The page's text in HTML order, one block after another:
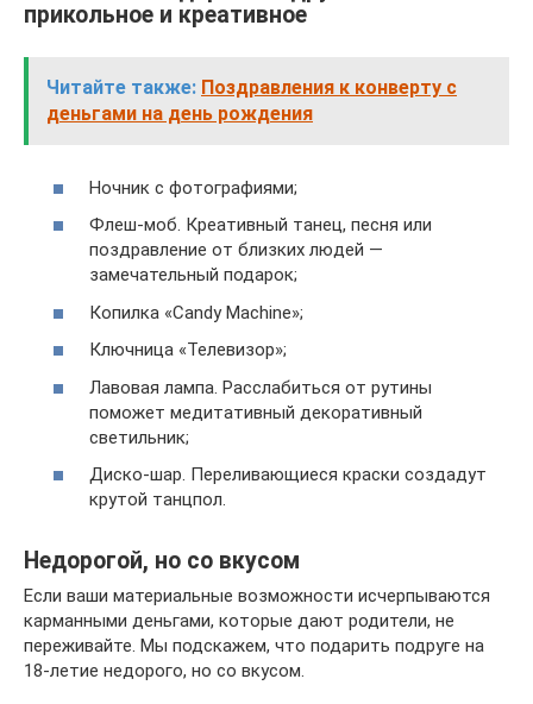
прикольное и креативное
Читайте также: Поздравления к конверту с
деньгами на день рождения
Ночник с фотографиями;
Флеш-моб. Креативный танец, песня или
поздравление от близких людей —
замечательный подарок;
Копилка «Candy Machine»;
Ключница «Телевизор»;
Лавовая лампа. Расслабиться от рутины
поможет медитативный декоративный
светильник;
Диско-шар. Переливающиеся краски создадут
крутой танцпол.
Недорогой, но со вкусом
Если ваши материальные возможности исчерпываются
карманными деньгами, которые дают родители, не
переживайте. Мы подскажем, что подарить подруге на
18-летие недорого, но со вкусом.